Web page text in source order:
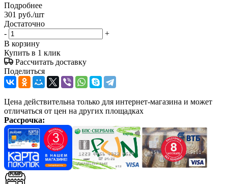
Подробнее
301 руб./шт
Достаточно
-
+
В корзину
Купить в 1 клик
Рассчитать доставку
Поделиться
Цена действительна только для интернет-магазина и может
отличаться от цен на других площадках
Рассрочка: